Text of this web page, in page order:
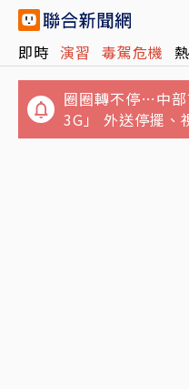
即時 演習 毒駕危機
圈圈轉不停…中
3G」 外送停擺、